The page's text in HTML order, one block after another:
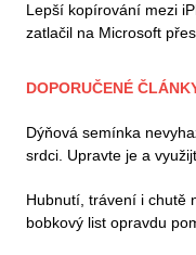
Lepší kopírování mezi
zatlačil na Microsoft
DOPORUČENÉ
Dýňová semínka
srdci. Upravte je a
Hubnutí, trávení i chutě
bobkový list opravdu